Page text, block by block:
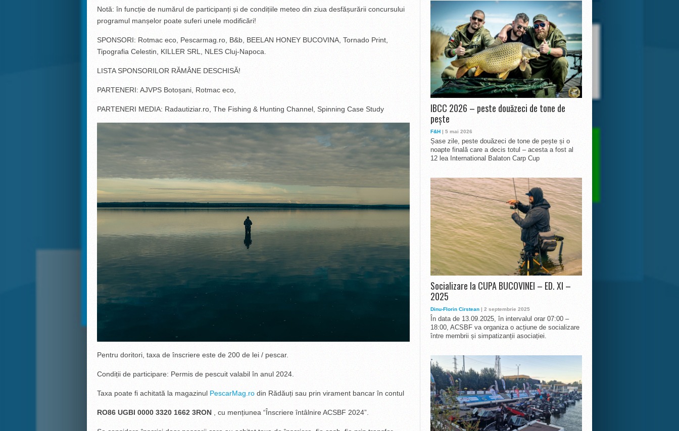
Notă: în funcție de numărul de participanți și de condițiile meteo din ziua desfășurării concursului
programul manșelor poate suferi unele modificări!
SPONSORI: Rotmac eco, Pescarmag.ro, B&b, BEELAN HONEY BUCOVINA, Tornado Print,
Tipografia Celestin, KILLER SRL, NLES Cluj-Napoca.
LISTA SPONSORILOR RĂMÂNE DESCHISĂ!
PARTENERI: AJVPS Botoșani, Rotmac eco,
PARTENERI MEDIA: Radautiziar.ro, The Fishing & Hunting Channel, Spinning Case Study
Pentru doritori, taxa de înscriere este de 200 de lei / pescar.
Condiții de participare: Permis de pescuit valabil în anul 2024.
Taxa poate fi achitată la magazinul PescarMag.rodin Rădăuți sau prin virament bancar în contul
RO86 UGBI 0000 3320 1662 3RON, cu mențiunea “Înscriere întâlnire ACSBF 2024”.
IBCC 2026 – peste douăzeci de tone de
pește
F&H | 5 mai 2026
Șase zile, peste douăzeci de tone de pește și o
noapte finală care a decis totul – acesta a fost al
12 lea International Balaton Carp Cup
Socializare la CUPA BUCOVINEI – ED. XI –
2025
Dinu-Florin Cirstean | 2 septembrie 2025
În data de 13.09.2025, în intervalul orar 07:00 –
18:00, ACSBF va organiza o acțiune de socializare
între membrii și simpatizanții asociației.